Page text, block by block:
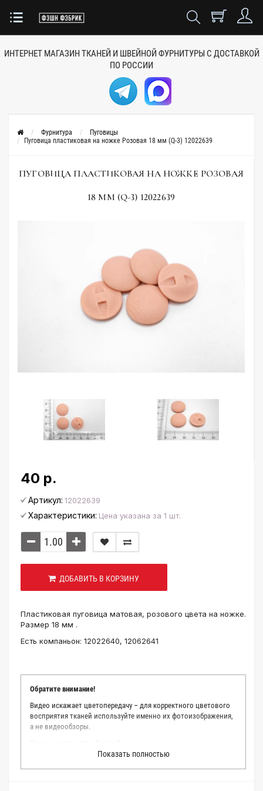
ИНТЕРНЕТ МАГАЗИН ТКАНЕЙ И ШВЕЙНОЙ ФУРНИТУРЫ С ДОСТАВКОЙ
ПО РОССИИ
Фурнитура
Пуговицы
Пуговица пластиковая на ножке Розовая 18 мм (Q-3) 12022639
ПУГОВИЦА ПЛАСТИКОВАЯ НА НОЖКЕ РОЗОВАЯ
18 ММ (Q-3) 12022639
40 р.
Артикул: 12022639
Характеристики: Цена указана за 1 шт.
ДОБАВИТЬ В КОРЗИНУ
Пластиковая пуговица матовая, розового цвета на ножке.
Размер 18 мм .
Есть компаньон: 12022640, 12062641
Обратите внимание!
Видео искажает цветопередачу – для корректного цветового
восприятия тканей используйте именно их фотоизображения,
а не видеообзоры.
Мы делаем все возможное, чтобы точно описать цвет каждой
ткани из нашего каталога. Мы осматриваем и фотографируем
Показать полностью